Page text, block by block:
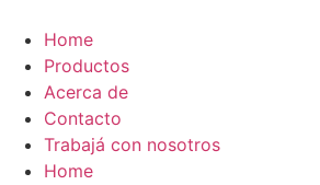
contenido
Home
Productos
Acerca de
Contacto
Trabajá con nosotros
Home